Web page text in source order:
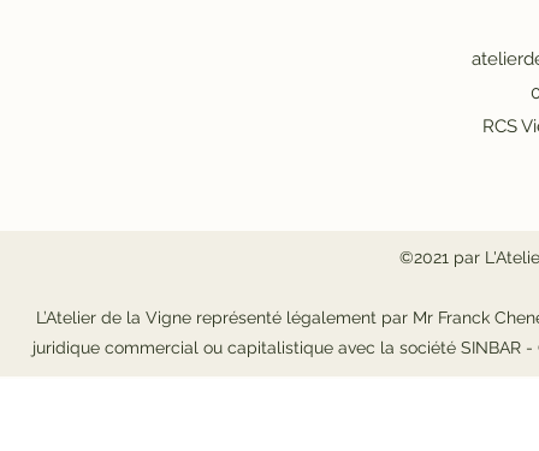
RCS
©2021 par
L’Atelier de la Vigne représenté légalement par Mr Franck
juridique commercial ou capitalistique avec la société SINBAR